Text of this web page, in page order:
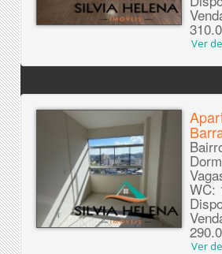
Ver
WC:
Ver